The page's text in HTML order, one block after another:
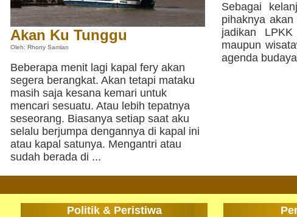
Akan Ku Tunggu
Oleh: Rhony Samlan
Beberapa menit lagi kapal fery akan
segera berangkat. Akan tetapi mataku
masih saja kesana kemari untuk
mencari sesuatu. Atau lebih tepatnya
seseorang. Biasanya setiap saat aku
selalu berjumpa dengannya di kapal ini
atau kapal satunya. Mengantri atau
sudah berada di ...
Sebagai
pihaknya
jadikan
maupun
agenda
Politik & Peristiwa